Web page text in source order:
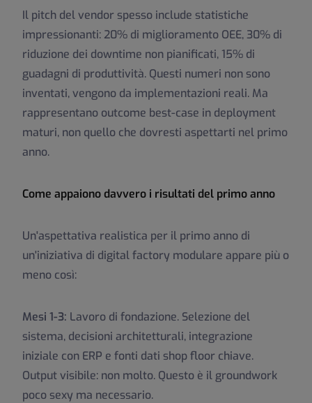
Il pitch del vendor spesso include statistiche
impressionanti: 20% di miglioramento OEE, 30% di
riduzione dei downtime non pianificati, 15% di
guadagni di produttività. Questi numeri non sono
inventati, vengono da implementazioni reali. Ma
rappresentano outcome best-case in deployment
maturi, non quello che dovresti aspettarti nel primo
anno.
Come appaiono davvero i risultati del primo anno
Un'aspettativa realistica per il primo anno di
un'iniziativa di digital factory modulare appare più o
meno così:
Mesi 1-3: Lavoro di fondazione. Selezione del
sistema, decisioni architetturali, integrazione
iniziale con ERP e fonti dati shop floor chiave.
Output visibile: non molto. Questo è il groundwork
poco sexy ma necessario.